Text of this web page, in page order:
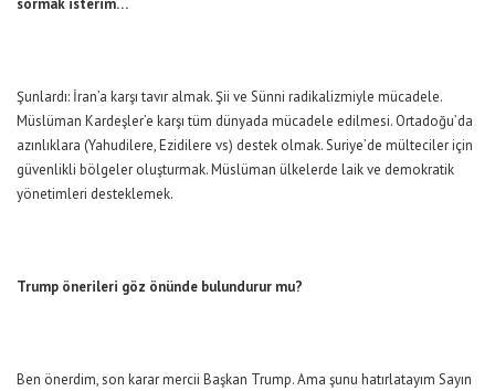
sormak isterim…
Şunlardı: İran’a karşı tavır almak. Şii ve Sünni radikalizmiyle mücadele.
Müslüman Kardeşler’e karşı tüm dünyada mücadele edilmesi. Ortadoğu’da
azınlıklara (Yahudilere, Ezidilere vs) destek olmak. Suriye’de mülteciler için
güvenlikli bölgeler oluşturmak. Müslüman ülkelerde laik ve demokratik
yönetimleri desteklemek.
Trump önerileri göz önünde bulundurur mu?
Ben önerdim, son karar mercii Başkan Trump. Ama şunu hatırlatayım Sayın